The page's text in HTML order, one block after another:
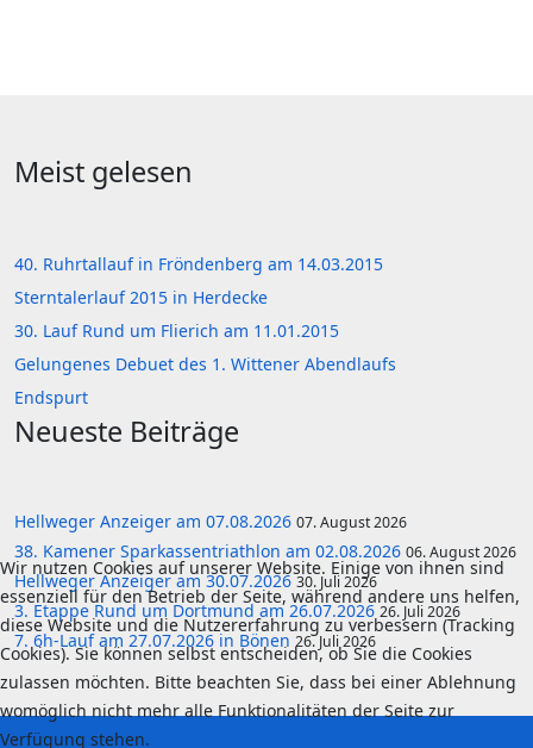
Meist gelesen
40. Ruhrtallauf in Fröndenberg am 14.03.2015
Sterntalerlauf 2015 in Herdecke
30. Lauf Rund um Flierich am 11.01.2015
Gelungenes Debuet des 1. Wittener Abendlaufs
Endspurt
Neueste Beiträge
Hellweger Anzeiger am 07.08.2026 07. August 2026
38. Kamener Sparkassentriathlon am 02.08.2026 06. August 2026
Hellweger Anzeiger am 30.07.202630. Juli 2026
3. Etappe Rund um Dortmund am 26.07.2026 26. Juli 2026
7. 6h-Lauf am 27.07.2026 in Bönen 26. Juli 2026
Wir nutzen Cookies auf unserer Website. Einige von ihnen sind
essenziell für den Betrieb der Seite, während andere uns helfen,
diese Website und die Nutzererfahrung zu verbessern (Tracking
Cookies). Sie können selbst entscheiden, ob Sie die Cookies
zulassen möchten. Bitte beachten Sie, dass bei einer Ablehnung
womöglich nicht mehr alle Funktionalitäten der Seite zur
Verfügung stehen.